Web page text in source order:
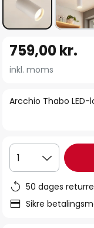
starten
billedgalleriet
Arcchio Thabo LED-
759,00 kr.
inkl. moms
1
50 dages
Sikre